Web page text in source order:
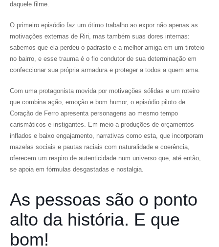
daquele filme.
O primeiro episódio faz um ótimo trabalho ao expor não apenas as
motivações externas de Riri, mas também suas dores internas:
sabemos que ela perdeu o padrasto e a melhor amiga em um tiroteio
no bairro, e esse trauma é o fio condutor de sua determinação em
confeccionar sua própria armadura e proteger a todos a quem ama.
Com uma protagonista movida por motivações sólidas e um roteiro
que combina ação, emoção e bom humor, o episódio piloto de
Coração de Ferro apresenta personagens ao mesmo tempo
carismáticos e instigantes. Em meio a produções de orçamentos
inflados e baixo engajamento, narrativas como esta, que incorporam
mazelas sociais e pautas raciais com naturalidade e coerência,
oferecem um respiro de autenticidade num universo que, até então,
se apoia em fórmulas desgastadas e nostalgia.
As pessoas são o ponto
alto da história. E que
bom!